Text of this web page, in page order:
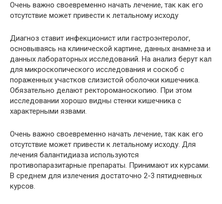
Очень важно своевременно начать лечение, так как его
отсутствие может привести к летальному исходу
Диагноз ставит инфекционист или гастроэнтеролог,
основываясь на клинической картине, данных анамнеза и
данных лабораторных исследований. На анализ берут кал
для микроскопического исследования и соскоб с
пораженных участков слизистой оболочки кишечника.
Обязательно делают ректороманоскопию. При этом
исследовании хорошо видны стенки кишечника с
характерными язвами.
Очень важно своевременно начать лечение, так как его
отсутствие может привести к летальному исходу. Для
лечения балантидиаза используются
противопаразитарные препараты. Принимают их курсами.
В среднем для излечения достаточно 2-3 пятидневных
курсов.